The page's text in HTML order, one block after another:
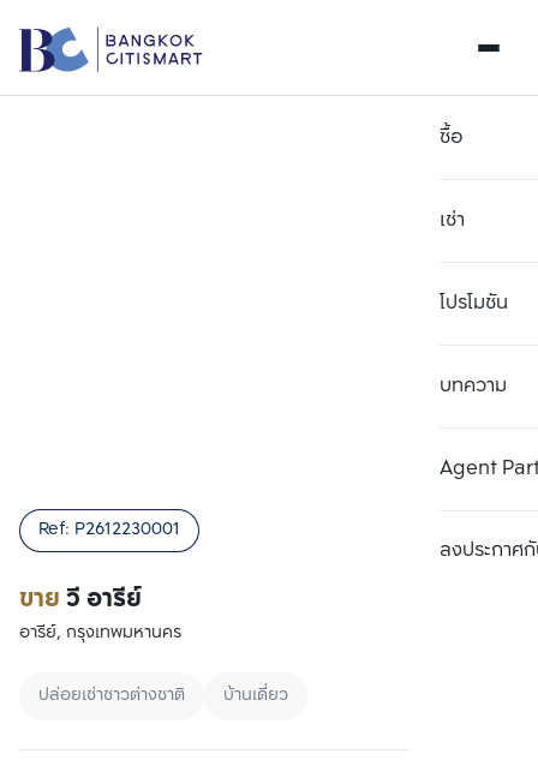
ซื้อ
เช่า
โปรโมชัน
บทความ
Agent
ลงประกาศกั
ขายวี อารีย์
Ref: P2612230001
อารีย์, กรุงเทพมหานคร
ปล่อยเช่าชาวต่างชาติ บ้านเดี่ยว